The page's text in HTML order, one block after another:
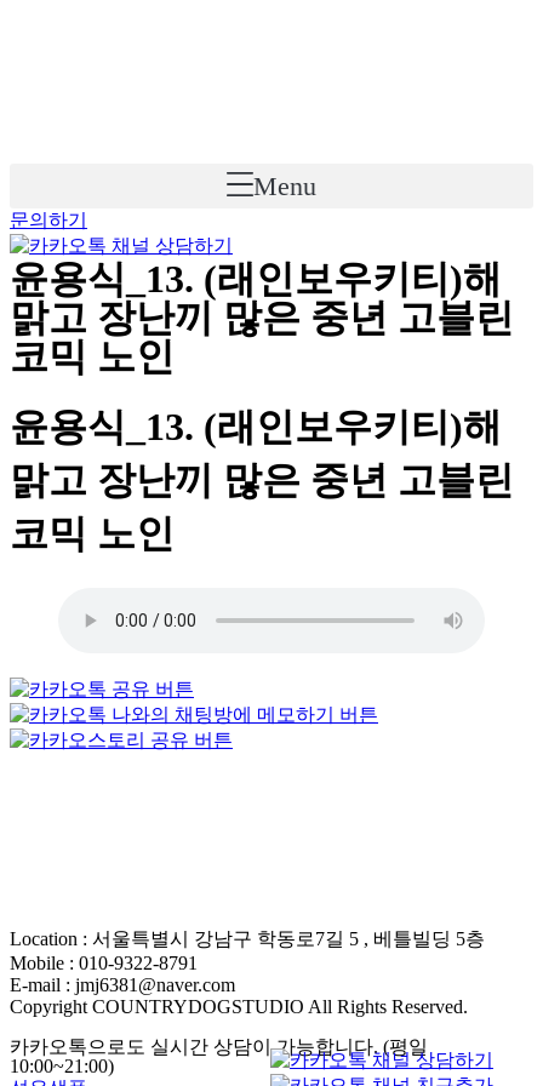
Menu
문의하기
윤용식_13. (래인보우키티)해
맑고 장난끼 많은 중년 고블린
코믹 노인
윤용식_13. (래인보우키티)해
맑고 장난끼 많은 중년 고블린
코믹 노인
Location : 서울특별시 강남구 학동로7길 5 , 베틀빌딩 5층
Mobile : 010-9322-8791
E-mail : jmj6381@naver.com
Copyright COUNTRYDOGSTUDIO All Rights Reserved.
카카오톡으로도 실시간 상담이 가능합니다. (평일
10:00~21:00)